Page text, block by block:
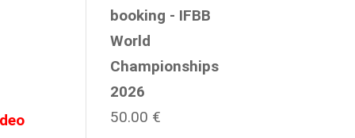
booking - IFBB
World
Championships
2026
50.00 €